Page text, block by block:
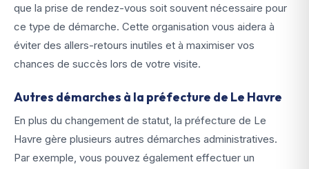
que la prise de rendez-vous soit souvent nécessaire pour
ce type de démarche. Cette organisation vous aidera à
éviter des allers-retours inutiles et à maximiser vos
chances de succès lors de votre visite.
Autres démarches à la préfecture de Le Havre
En plus du changement de statut, la préfecture de Le
Havre gère plusieurs autres démarches administratives.
Par exemple, vous pouvez également effectuer un